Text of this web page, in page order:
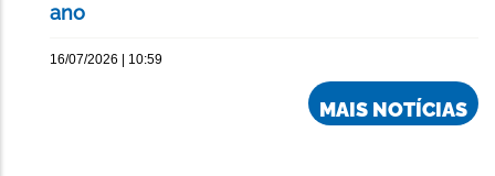
ano
16/07/2026 | 10:59
MAIS NOTÍCIAS